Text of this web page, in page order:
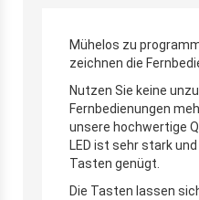
Mühelos zu
zeichnen die
Nutzen Sie keine
Fernbedienungen
unsere hochwertige
LED ist sehr stark
Tasten genügt.
Die Tasten lassen